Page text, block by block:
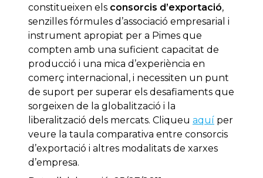
constitueixen els consorcis d’exportació,
senzilles fórmules d’associació empresarial i
instrument apropiat per a Pimes que
compten amb una suficient capacitat de
producció i una mica d’experiència en
comerç internacional, i necessiten un punt
de suport per superar els desafiaments que
sorgeixen de la globalització i la
liberalització dels mercats. Cliqueu aquí per
veure la taula comparativa entre consorcis
d’exportació i altres modalitats de xarxes
d’empresa.